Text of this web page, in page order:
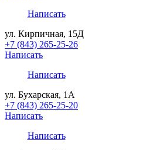
Написать
ул. Кирпичная, 15Д
+7 (843) 265-25-26
Написать
Написать
ул. Бухарская, 1А
+7 (843) 265-25-20
Написать
Написать